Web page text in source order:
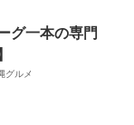
グ一本の専門
グルメ